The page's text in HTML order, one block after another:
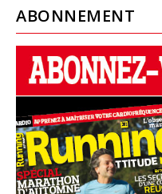
ABONNEMENT